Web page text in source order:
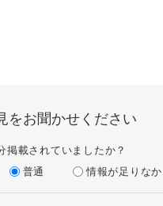
をお聞かせください
掲載されていましたか？
普通 情報が足りな